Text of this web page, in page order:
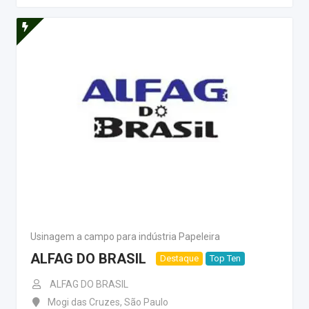
Usinagem a campo para indústria Papeleira
ALFAG DO BRASIL Destaque Top Ten
ALFAG DO BRASIL
Mogi das Cruzes, São Paulo